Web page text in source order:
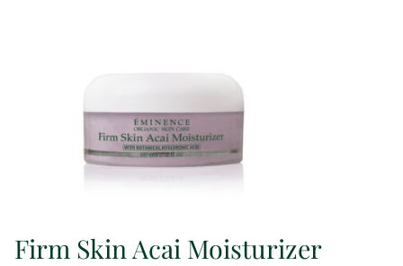
Onze merken
Firm Skin Acai Moisturizer